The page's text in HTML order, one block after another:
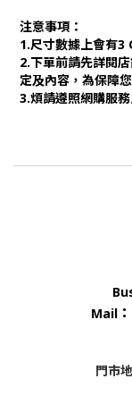
注意事項：
1.尺寸數據上會有3
2.下單前請先詳閱
定及內容，為保障
3.煩請遵照網購服
Mail ：
門市